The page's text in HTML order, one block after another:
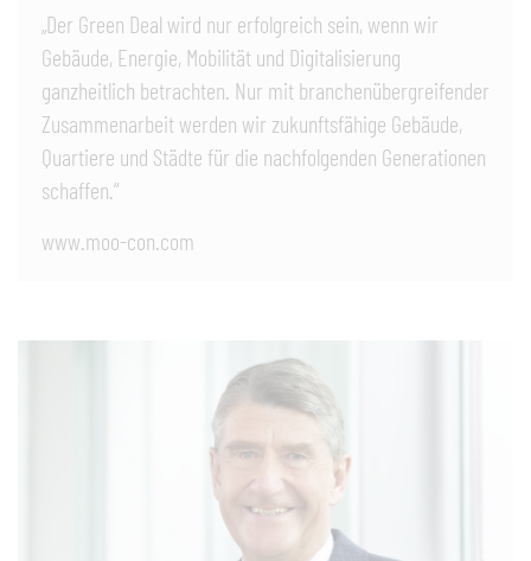
„Der Green Deal wird nur erfolgreich sein, wenn wir
Gebäude, Energie, Mobilität und Digitalisierung
ganzheitlich betrachten. Nur mit branchenübergreifender
Zusammenarbeit werden wir zukunftsfähige Gebäude,
Quartiere und Städte für die nachfolgenden Generationen
schaffen.“
www.moo-con.com